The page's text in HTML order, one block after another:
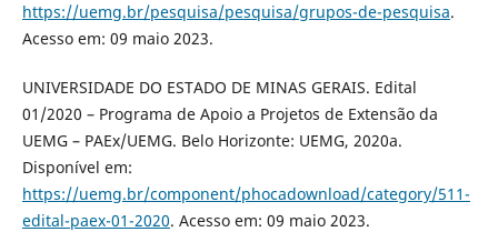
https://uemg.br/pesquisa/pesquisa/grupos-de-pesquisa.
Acesso em: 09 maio 2023.
UNIVERSIDADE DO ESTADO DE MINAS GERAIS. Edital
01/2020 – Programa de Apoio a Projetos de Extensão da
UEMG – PAEx/UEMG. Belo Horizonte: UEMG, 2020a.
Disponível em:
https://uemg.br/component/phocadownload/category/511-
edital-paex-01-2020. Acesso em: 09 maio 2023.